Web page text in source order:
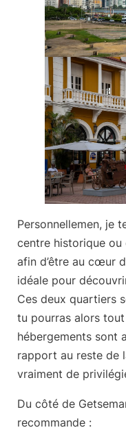
Personnellemen, je
centre historique ou
afin d’être au cœur
idéale pour
Ces deux quartiers
tu pourras alors
hébergements sont
rapport au reste de
vraiment de
Du côté de
recommande :